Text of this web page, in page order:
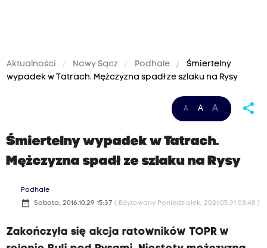
Aktualności Nowy Sącz Podhale
Śmiertelny
wypadek w Tatrach. Mężczyzna spadł ze szlaku na Rysy
A A A share
Śmiertelny wypadek w Tatrach.
Mężczyzna spadł ze szlaku na Rysy
Podhale
date_range Sobota, 2016.10.29 15:37 ( Edytowany Poniedziałek, 2021.05.31 03:48 )
Zakończyła się akcja ratowników TOPR w